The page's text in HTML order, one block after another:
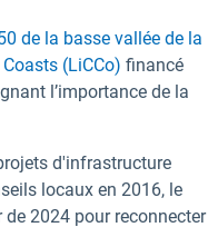
de la basse vallée de la
(LiCCo) financé
l’importance de la
d'infrastructure
locaux en 2016, le
2024 pour reconnecter